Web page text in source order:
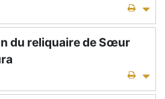
du reliquaire de Sœur